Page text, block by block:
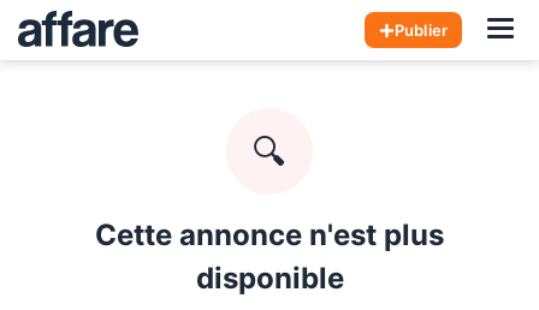
Publier
🔍
Cette annonce n'est plus
disponible